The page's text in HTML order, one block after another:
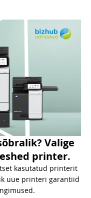
Valige
printer.
kasutatud printerit
uue printeri garantiid